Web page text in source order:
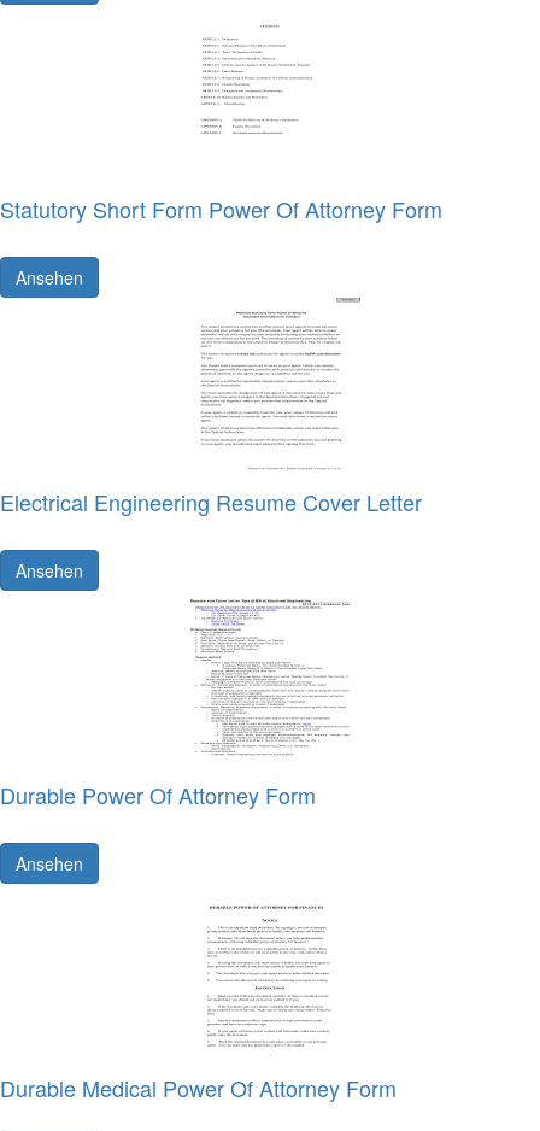
Statutory Short Form Power Of Attorney Form
Ansehen
Electrical Engineering Resume Cover Letter
Ansehen
Durable Power Of Attorney Form
Ansehen
Durable Medical Power Of Attorney Form